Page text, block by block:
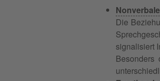
Die
signalisiert
Besonders